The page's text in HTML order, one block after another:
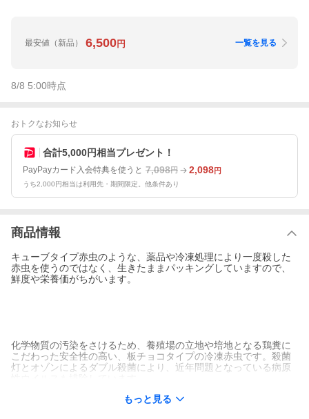
最安値 （新品） 6,500円 一覧を見る
8/8 5:00時点
おトクなお知らせ
合計5,000円相当プレゼント！
PayPayカード入会特典を使うと 7,098円 2,098円
うち2,000円相当は利用先・期間限定。他条件あり
商品情報
キューブタイプ赤虫のような、薬品や冷凍処理により一度殺した
赤虫を使うのではなく、生きたままパッキングしていますので、
鮮度や栄養価がちがいます。
化学物質の汚染をさけるため、養殖場の立地や培地となる鶏糞に
こだわった安全性の高い、板チョコタイプの冷凍赤虫です。殺菌
灯とオゾンによるダブル殺菌により、近年問題となっている病原
もっと見る